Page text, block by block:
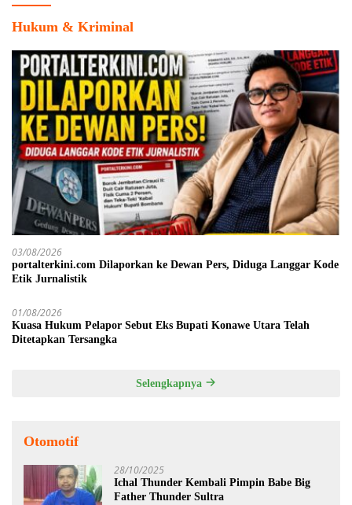
Hukum & Kriminal
03/08/2026
portalterkini.com Dilaporkan ke Dewan Pers, Diduga Langgar Kode
Etik Jurnalistik
01/08/2026
Kuasa Hukum Pelapor Sebut Eks Bupati Konawe Utara Telah
Ditetapkan Tersangka
Selengkapnya
Otomotif
28/10/2025
Ichal Thunder Kembali Pimpin Babe Big
Father Thunder Sultra